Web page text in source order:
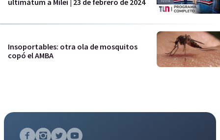
ultimátum a Milei | 23 de febrero de 2024
Insoportables: otra ola de mosquitos
copó el AMBA